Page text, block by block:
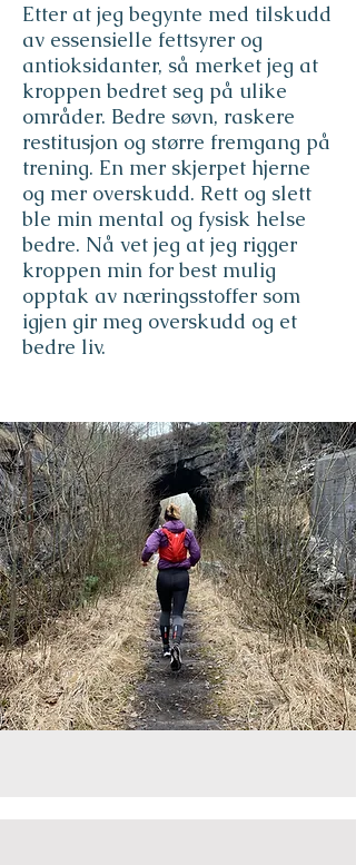
Etter at jeg begynte med tilskudd
av essensielle fettsyrer og
antioksidanter, så merket jeg at
kroppen bedret seg på ulike
områder. Bedre søvn, raskere
restitusjon og større fremgang på
trening. En mer skjerpet hjerne
og mer overskudd. Rett og slett
ble min mental og fysisk helse
bedre. Nå vet jeg at jeg rigger
kroppen min for best mulig
opptak av næringsstoffer som
igjen gir meg overskudd og et
bedre liv.